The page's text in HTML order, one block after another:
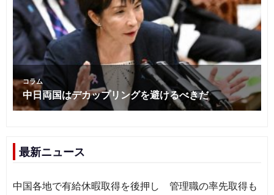
最新ニュース
中国各地で有給休暇取得を後押し 管理職の率先取得も